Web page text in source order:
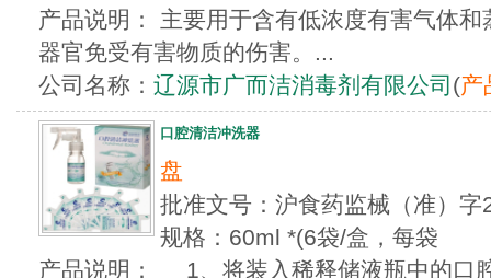
产品说明： 主要用于含有低浓度有害气体
器官免受有害物质的伤害。...
公司名称： 辽源市广而洁消毒剂有限公司 (产
口腔清洁冲洗器
盘
批准文号：沪食药监械（准
规格：60ml *(6袋/盒，每袋
产品说明： 1、将装入稀释储液瓶中的口